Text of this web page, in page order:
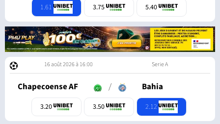
1.61 3.75 5.40
16 août 2026 à 16:00 Serie A
Chapecoense AF / Bahia
3.20 3.50 2.12